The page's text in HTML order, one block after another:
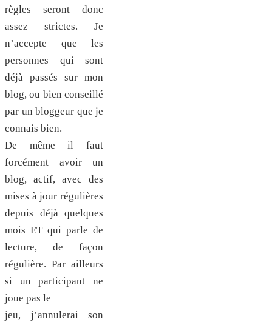
règles seront donc
assez strictes. Je
n’accepte que les
personnes qui sont
déjà passés sur mon
blog, ou bien conseillé
par un bloggeur que je
connais bien.
De même il faut
forcément avoir un
blog, actif, avec des
mises à jour régulières
depuis déjà quelques
mois ET qui parle de
lecture, de façon
régulière. Par ailleurs
si un participant ne
joue pas le
jeu, j’annulerai son